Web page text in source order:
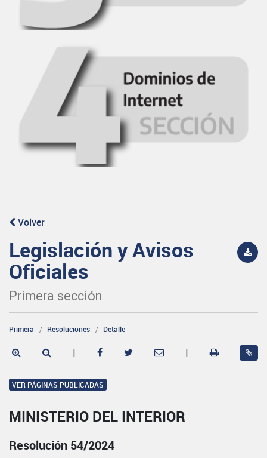
Volver
Legislación y Avisos
Oficiales
Primera sección
Primera Resoluciones Detalle
| |
VER PÁGINAS PUBLICADAS
MINISTERIO DEL INTERIOR
Resolución 54/2024